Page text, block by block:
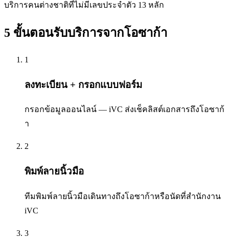
บริการคนต่างชาติที่ไม่มีเลขประจำตัว 13 หลัก
5 ขั้นตอนรับบริการจากโอซาก้า
1
ลงทะเบียน + กรอกแบบฟอร์ม
กรอกข้อมูลออนไลน์ — iVC ส่งเช็คลิสต์เอกสารถึงโอซาก้
า
2
พิมพ์ลายนิ้วมือ
ทีมพิมพ์ลายนิ้วมือเดินทางถึงโอซาก้าหรือนัดที่สำนักงาน
iVC
3